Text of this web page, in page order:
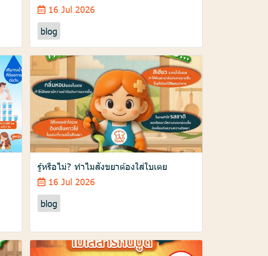
16 Jul 2026
blog
รู้หรือไม่? ทำไมสังขยาต้องใส่ใบเตย
16 Jul 2026
blog